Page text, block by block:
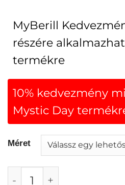
MyBerill
részére
termékre
10% kedvezmény
Mystic Day
Méret
Mystic Day Gréta ruha